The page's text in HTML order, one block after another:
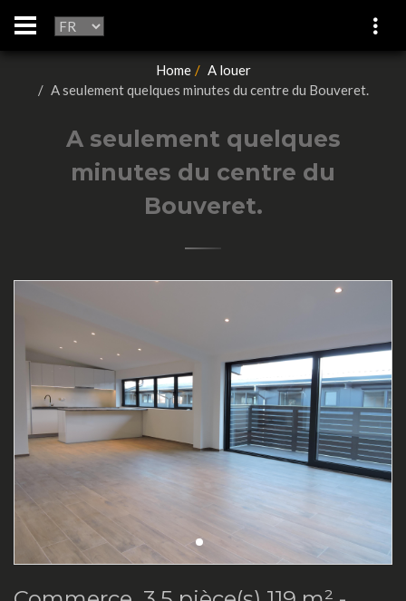
Home
A louer
A seulement quelques minutes du centre du Bouveret.
A seulement quelques
minutes du centre du
Bouveret.